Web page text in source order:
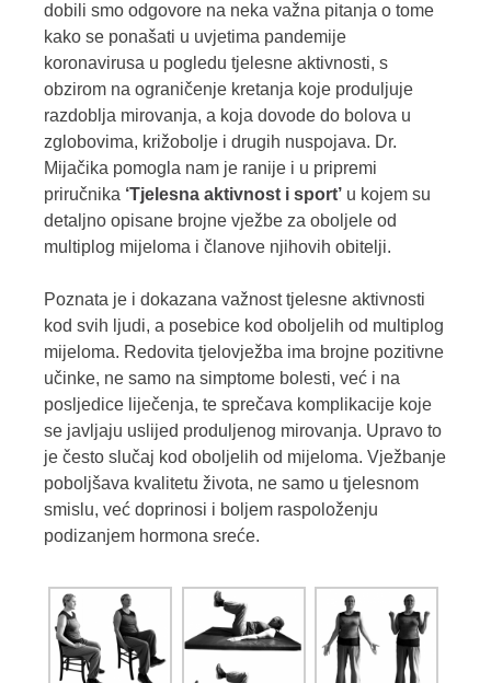
dobili smo odgovore na neka važna pitanja o tome
kako se ponašati u uvjetima pandemije
koronavirusa u pogledu tjelesne aktivnosti, s
obzirom na ograničenje kretanja koje produljuje
razdoblja mirovanja, a koja dovode do bolova u
zglobovima, križobolje i drugih nuspojava. Dr.
Mijačika pomogla nam je ranije i u pripremi
priručnika ‘Tjelesna aktivnost i sport’ u kojem su
detaljno opisane brojne vježbe za oboljele od
multiplog mijeloma i članove njihovih obitelji.
Poznata je i dokazana važnost tjelesne aktivnosti
kod svih ljudi, a posebice kod oboljelih od multiplog
mijeloma. Redovita tjelovježba ima brojne pozitivne
učinke, ne samo na simptome bolesti, već i na
posljedice liječenja, te sprečava komplikacije koje
se javljaju uslijed produljenog mirovanja. Upravo to
je često slučaj kod oboljelih od mijeloma. Vježbanje
poboljšava kvalitetu života, ne samo u tjelesnom
smislu, već doprinosi i boljem raspoloženju
podizanjem hormona sreće.